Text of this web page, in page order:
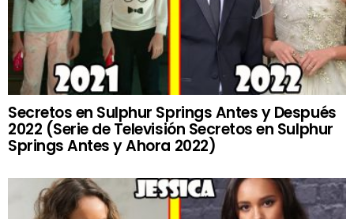
Secretos en Sulphur Springs Antes y Después
2022 (Serie de Televisión Secretos en Sulphur
Springs Antes y Ahora 2022)